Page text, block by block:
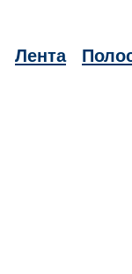
Лента